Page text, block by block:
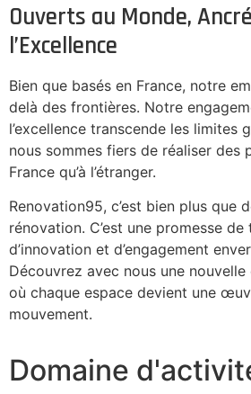
Ouverts au Monde,
l’Excellence
Bien que basés en France, notre
delà des frontières. Notre
l’excellence transcende les limites
nous sommes fiers de réaliser des
France qu’à l’étranger.
Renovation95, c’est bien plus que
rénovation. C’est une promesse
d’innovation et d’engagement
Découvrez avec nous une
où chaque espace devient une
mouvement.
Domaine